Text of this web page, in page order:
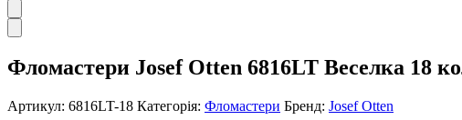
Фломастери Josef Otten 6816LT Веселка 18
Артикул: 6816LT-18 Категорія: Фломастери Бренд: Josef Otten